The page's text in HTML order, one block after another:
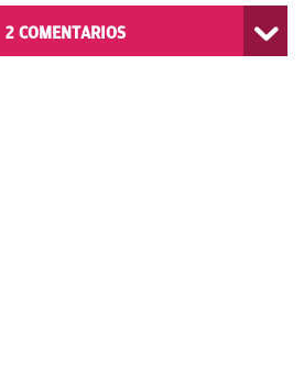
2 COMENTARIOS